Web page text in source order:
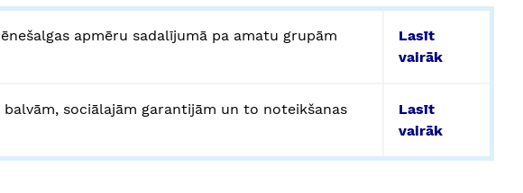
apmēru sadalījumā pa amatu grupām
Lasīt
vairāk
sociālajām garantijām un to noteikšanas
Lasīt
vairāk